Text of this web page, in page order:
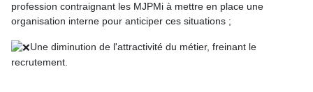
profession contraignant les MJPMi à mettre en place une
organisation interne pour anticiper ces situations ;
Une diminution de l'attractivité du métier, freinant le
recrutement.